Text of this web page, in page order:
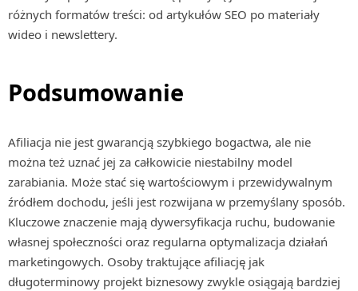
różnych formatów treści: od artykułów SEO po materiały
wideo i newslettery.
Podsumowanie
Afiliacja nie jest gwarancją szybkiego bogactwa, ale nie
można też uznać jej za całkowicie niestabilny model
zarabiania. Może stać się wartościowym i przewidywalnym
źródłem dochodu, jeśli jest rozwijana w przemyślany sposób.
Kluczowe znaczenie mają dywersyfikacja ruchu, budowanie
własnej społeczności oraz regularna optymalizacja działań
marketingowych. Osoby traktujące afiliację jak
długoterminowy projekt biznesowy zwykle osiągają bardziej